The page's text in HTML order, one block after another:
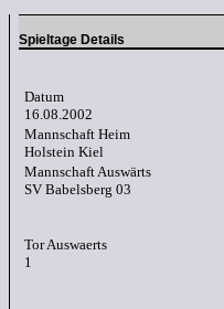
Spieltage Details
Datum
16.08.2002
Mannschaft Heim
Holstein Kiel
Mannschaft Auswärts
SV Babelsberg 03
Tor Auswaerts
1